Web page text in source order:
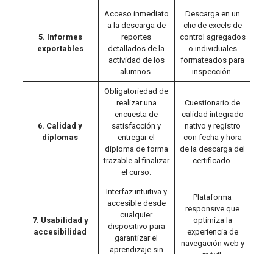
5. Informes
exportables
Acceso inmediato
a la descarga de
reportes
detallados de la
actividad de los
alumnos.
Descarga en un
clic de excels de
control agregados
o individuales
formateados para
inspección.
6. Calidad y
diplomas
Obligatoriedad de
realizar una
encuesta de
satisfacción y
entregar el
diploma de forma
trazable al finalizar
el curso.
Cuestionario de
calidad integrado
nativo y registro
con fecha y hora
de la descarga del
certificado.
7. Usabilidad y
accesibilidad
Interfaz intuitiva y
accesible desde
cualquier
dispositivo para
garantizar el
aprendizaje sin
Plataforma
responsive que
optimiza la
experiencia de
navegación web y